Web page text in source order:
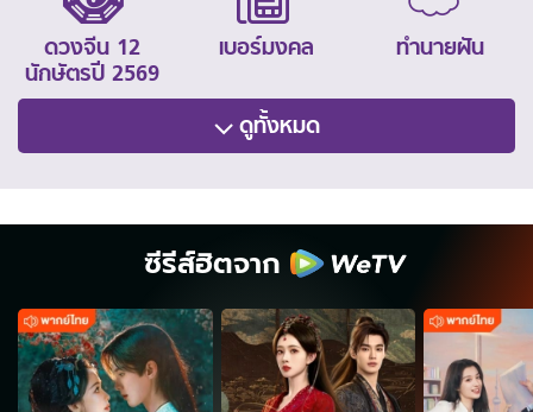
ดวงจีน 12
นักษัตรปี 2569
เบอร์มงคล ทำนายฝัน
ดูทั้งหมด
ซีรีส์ฮิตจาก